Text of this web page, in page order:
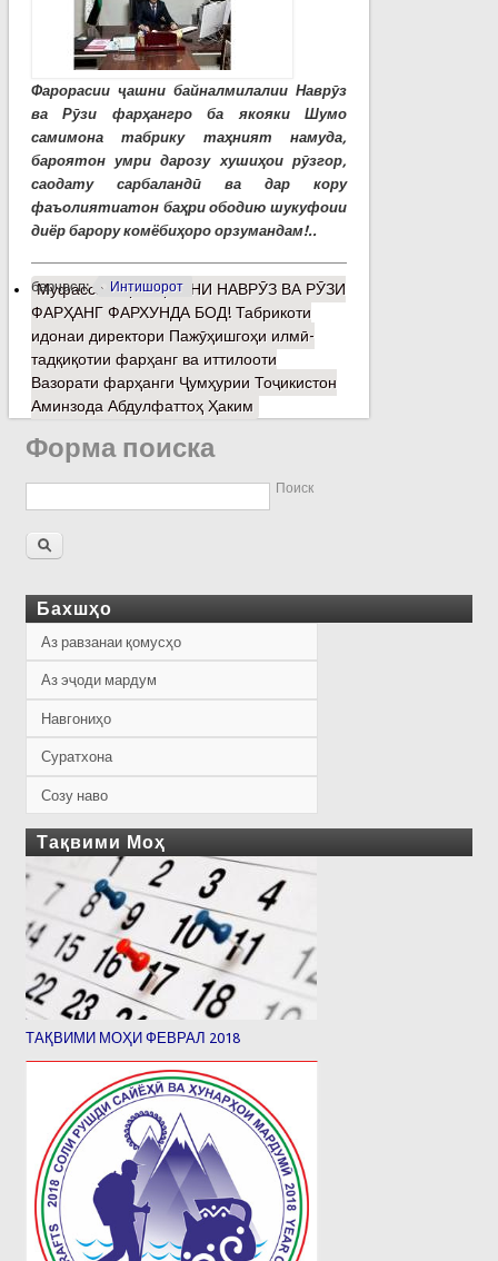
Фарорасии ҷашни байналмилалии Наврӯз
ва Рӯзи фарҳангро ба якояки Шумо
самимона табрику таҳният намуда,
бароятон умри дарозу хушиҳои рӯзгор,
саодату сарбаландӣ ва дар кору
фаъолиятиатон баҳри ободию шукуфоии
диёр барору комёбиҳоро орзумандам!..
барчасп: Интишорот
Муфассалтаро ҶАШНИ НАВРӮЗ ВА РӮЗИ
ФАРҲАНГ ФАРХУНДА БОД! Табрикоти
идонаи директори Пажӯҳишгоҳи илмӣ-
тадқиқотии фарҳанг ва иттилооти
Вазорати фарҳанги Ҷумҳурии Тоҷикистон
Аминзода Абдулфаттоҳ Ҳаким
Форма поиска
Поиск
Бахшҳо
Аз равзанаи қомусҳо
Аз эҷоди мардум
Навгониҳо
Суратхона
Созу наво
Тақвими Моҳ
ТАҚВИМИ МОҲИ ФЕВРАЛ 2018